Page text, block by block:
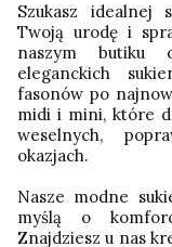
Szukasz idealnej
Twoją urodę i
naszym butiku
eleganckich
fasonów po
midi i mini, które
weselnych,
okazjach.
Nasze modne
myślą o
Znajdziesz u nas